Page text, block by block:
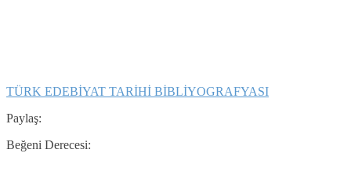
TÜRK EDEBİYAT TARİHİ BİBLİYOGRAFYASI
Paylaş:
Beğeni Derecesi: